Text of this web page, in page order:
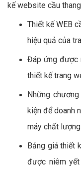
kế website cầu
Thiết kế WEB
hiệu quả của
Đáp ứng được
thiết kế trang
Những
kiện để doanh
máy chất
Bảng giá thiết
được niêm